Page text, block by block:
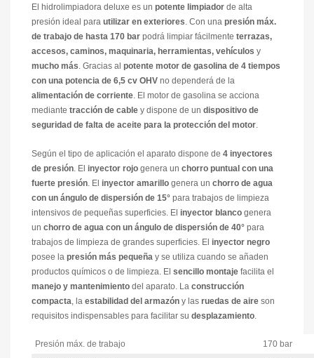
El hidrolimpiadora deluxe es un potente limpiador de alta
presión ideal para utilizar en exteriores. Con una presión máx.
de trabajo de hasta 170 bar podrá limpiar fácilmente terrazas,
accesos, caminos, maquinaria, herramientas, vehículos y
mucho más. Gracias al potente motor de gasolina de 4 tiempos
con una potencia de 6,5 cv OHV no dependerá de la
alimentación de corriente. El motor de gasolina se acciona
mediante tracción de cable y dispone de un dispositivo de
seguridad de falta de aceite para la protección del motor.
Según el tipo de aplicación el aparato dispone de 4 inyectores
de presión. El inyector rojo genera un chorro puntual con una
fuerte presión. El inyector amarillo genera un chorro de agua
con un ángulo de dispersión de 15° para trabajos de limpieza
intensivos de pequeñas superficies. El inyector blanco genera
un chorro de agua con un ángulo de dispersión de 40° para
trabajos de limpieza de grandes superficies. El inyector negro
posee la presión más pequeña y se utiliza cuando se añaden
productos químicos o de limpieza. El sencillo montaje facilita el
manejo y mantenimiento del aparato. La construcción
compacta, la estabilidad del armazón y las ruedas de aire son
requisitos indispensables para facilitar su desplazamiento.
Presión máx. de trabajo
170 bar